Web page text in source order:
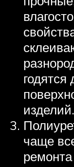
изделий.
чаще